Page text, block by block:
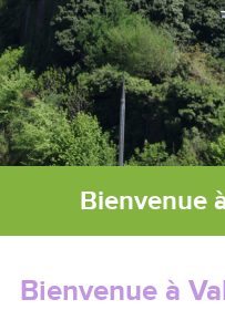
Bienvenue
Bienvenue à